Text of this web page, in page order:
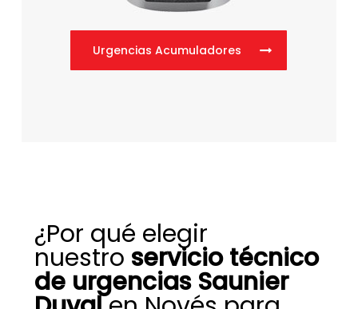
Urgencias Acumuladores
¿Por qué elegir
nuestro servicio técnico
de urgencias Saunier